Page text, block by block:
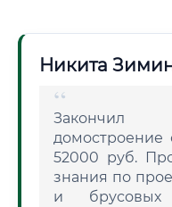
Никита
Закончил
домостроение
52000 руб.
знания по
и брусовых